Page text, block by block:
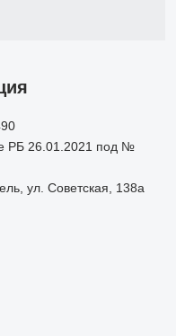
РБ 26.01.2021 под №
ул. Советская, 138а